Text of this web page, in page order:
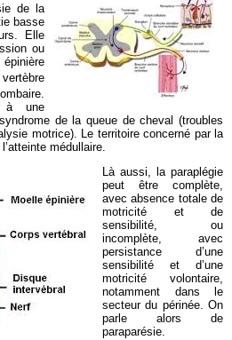
de la
basse
Elle
ou
vertèbre
à une
de la queue de cheval (troubles
motrice). Le territoire concerné par la
médullaire.
Là aussi, la paraplégie
peut être complète,
avec absence totale de
motricité et de
sensibilité, ou
incomplète, avec
persistance d’une
sensibilité et d’une
motricité volontaire,
notamment dans le
secteur du périnée. On
parle alors de
paraparésie.